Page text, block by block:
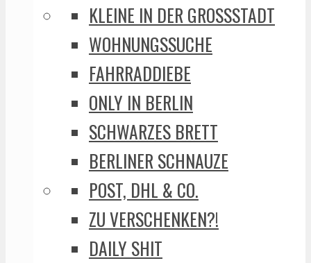
KLEINE IN DER GROSSSTADT
WOHNUNGSSUCHE
FAHRRADDIEBE
ONLY IN BERLIN
SCHWARZES BRETT
BERLINER SCHNAUZE
POST, DHL & CO.
ZU VERSCHENKEN?!
DAILY SHIT